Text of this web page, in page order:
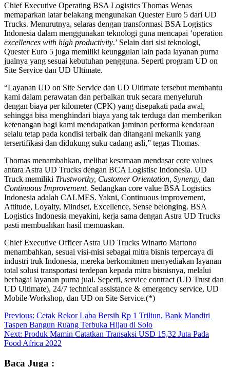
Chief Executive Operating BSA Logistics Thomas Wenas
memaparkan latar belakang mengunakan Quester Euro 5 dari UD
Trucks. Menurutnya, selaras dengan transformasi BSA Logistics
Indonesia dalam menggunakan teknologi guna mencapai ‘operation
excellences with high productivity.’ Selain dari sisi teknologi,
Quester Euro 5 juga memiliki keunggulan lain pada layanan purna
jualnya yang sesuai kebutuhan pengguna. Seperti program UD on
Site Service dan UD Ultimate.
“Layanan UD on Site Service dan UD Ultimate tersebut membantu
kami dalam perawatan dan perbaikan truk secara menyeluruh
dengan biaya per kilometer (CPK) yang disepakati pada awal,
sehingga bisa menghindari biaya yang tak terduga dan memberikan
ketenangan bagi kami mendapatkan jaminan performa kendaraan
selalu tetap pada kondisi terbaik dan ditangani mekanik yang
tersertifikasi dan didukung suku cadang asli,” tegas Thomas.
Thomas menambahkan, melihat kesamaan mendasar core values
antara Astra UD Trucks dengan BCA Logistisc Indonesia. UD
Truck memiliki Trustworthy, Customer Orientation, Synergy, dan
Continuous Improvement. Sedangkan core value BSA Logistics
Indonesia adalah CALMES. Yakni, Continuous improvement,
Attitude, Loyalty, Mindset, Excellence, Sense belonging. BSA
Logistics Indonesia meyakini, kerja sama dengan Astra UD Trucks
pasti membuahkan hasil memuaskan.
Chief Executive Officer Astra UD Trucks Winarto Martono
menambahkan, sesuai visi-misi sebagai mitra bisnis terpercaya di
industri truk Indonesia, mereka berkomitmen menyediakan layanan
total solusi transportasi terdepan kepada mitra bisnisnya, melalui
berbagai layanan purna jual. Seperti, service contract (UD Trust dan
UD Ultimate), 24/7 technical assistance & emergency service, UD
Mobile Workshop, dan UD on Site Service.(*)
Post
navigation
Previous: Cetak Rekor Laba Bersih Rp 1 Triliun, Bank Mandiri
Taspen Bangun Ruang Terbuka Hijau di Solo
Next: Produk Mamin Catatkan Transaksi USD 15,32 Juta Pada
Food Africa 2022
Baca Juga :